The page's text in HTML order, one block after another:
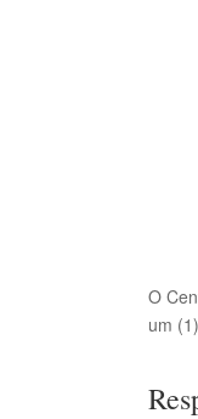
O
um